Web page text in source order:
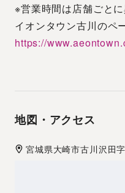
※営業時間は店舗ごと
イオンタウン古川のペ
https://
地図・アクセス
宮城県大崎市古川沢田